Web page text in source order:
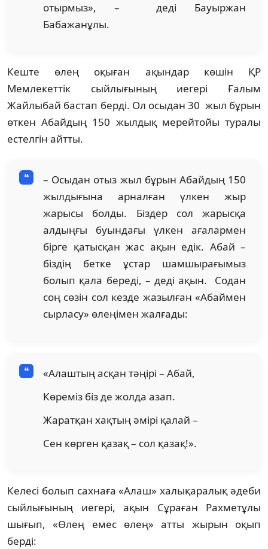
отырмыз», – деді Бауыржан
Бабажанұлы.
Кеште өлең оқыған ақындар көшін ҚР
Мемлекеттік сыйлығының иегері Ғалым
Жайлыбай бастап берді. Ол осыдан 30 жыл бұрын
өткен Абайдың 150 жылдық мерейтойы туралы
естелгін айтты.
– Осыдан отыз жыл бұрын Абайдың 150
жылдығына арналған үлкен жыр
жарысы болды. Біздер сол жарысқа
алдыңғы буындағы үлкен ағалармен
бірге қатысқан жас ақын едік. Абай –
біздің бетке ұстар шамшырағымыз
болып қала береді, – деді ақын. Содан
соң сөзін сол кезде жазылған «Абаймен
сырласу» өлеңімен жалғады:
«Алаштың асқан тәңірі – Абай,
Көреміз біз де жолда азап.
Жаратқан хақтың әмірі қалай –
Сен көрген қазақ – сол қазақ!».
Келесі болып сахнаға «Алаш» халықаралық әдеби
сыйлығының иегері, ақын Сұраған Рахметұлы
шығып, «Өлең емес өлең» атты жырын оқып
берді: